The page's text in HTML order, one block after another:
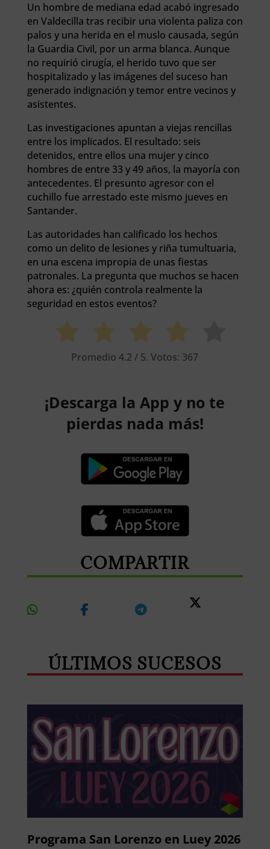
Un hombre de mediana edad acabó ingresado
en Valdecilla tras recibir una violenta paliza con
palos y una herida en el muslo causada, según
la Guardia Civil, por un arma blanca. Aunque
no requirió cirugía, el herido tuvo que ser
hospitalizado y las imágenes del suceso han
generado indignación y temor entre vecinos y
asistentes.
Las investigaciones apuntan a viejas rencillas
entre los implicados. El resultado: seis
detenidos, entre ellos una mujer y cinco
hombres de entre 33 y 49 años, la mayoría con
antecedentes. El presunto agresor con el
cuchillo fue arrestado este mismo jueves en
Santander.
Las autoridades han calificado los hechos
como un delito de lesiones y riña tumultuaria,
en una escena impropia de unas fiestas
patronales. La pregunta que muchos se hacen
ahora es: ¿quién controla realmente la
seguridad en estos eventos?
Promedio4.2 / 5. Votos: 367
¡Descarga la App y no te
pierdas nada más!
COMPARTIR
ÚLTIMOS SUCESOS
Programa San Lorenzo en Luey 2026